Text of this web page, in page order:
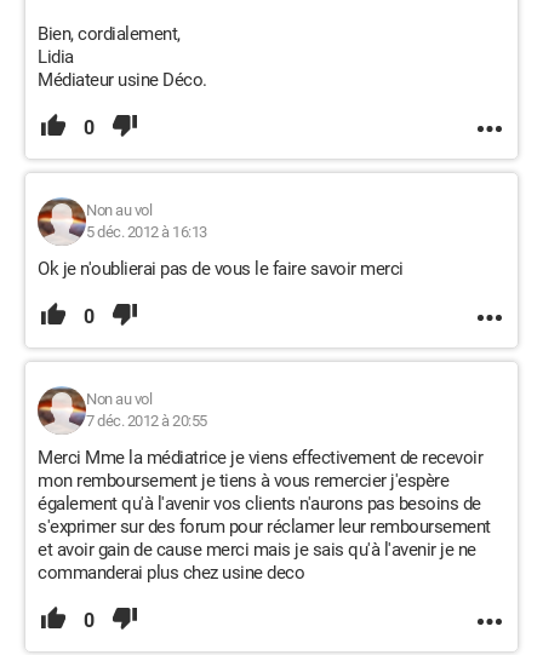
Bien, cordialement,
Lidia
Médiateur usine Déco.
0
Non au vol
5 déc. 2012 à 16:13
Ok je n'oublierai pas de vous le faire savoir merci
0
Non au vol
7 déc. 2012 à 20:55
Merci Mme la médiatrice je viens effectivement de recevoir
mon remboursement je tiens à vous remercier j'espère
également qu'à l'avenir vos clients n'aurons pas besoins de
s'exprimer sur des forum pour réclamer leur remboursement
et avoir gain de cause merci mais je sais qu'à l'avenir je ne
commanderai plus chez usine deco
0